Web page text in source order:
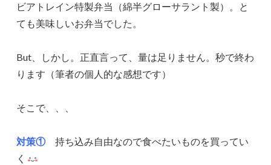
ビアトレイン特製弁当（綿半グローサラント製）。と
ても美味しいお弁当でした。
But、しかし。正直言って、量は足りません。秒で終わ
ります（筆者の個人的な感想です）
そこで、、、
対策①持ち込み自由なので食べたいものを買ってい
く